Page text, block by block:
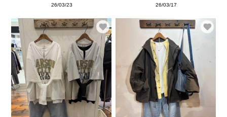
26/03/23 26/03/17